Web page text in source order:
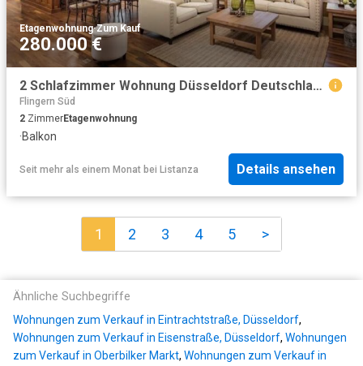
Etagenwohnung·Zum Kauf
280.000 €
2 Schlafzimmer Wohnung Düsseldorf Deutschland 103613288
Flingern Süd
2 ZimmerEtagenwohnung
·Balkon
Seit mehr als einem Monat bei Listanza Details ansehen
1 2 3 4 5 >
Ähnliche Suchbegriffe
Wohnungen zum Verkauf in Eintrachtstraße, Düsseldorf,
Wohnungen zum Verkauf in Eisenstraße, Düsseldorf, Wohnungen
zum Verkauf in Oberbilker Markt, Wohnungen zum Verkauf in